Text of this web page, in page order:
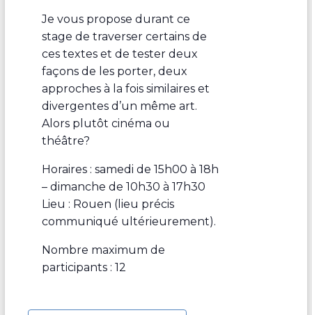
Je vous propose durant ce
stage de traverser certains de
ces textes et de tester deux
façons de les porter, deux
approches à la fois similaires et
divergentes d’un même art.
Alors plutôt cinéma ou
théâtre?
Horaires : samedi de 15h00 à 18h
– dimanche de 10h30 à 17h30
Lieu : Rouen (lieu précis
communiqué ultérieurement).
Nombre maximum de
participants : 12